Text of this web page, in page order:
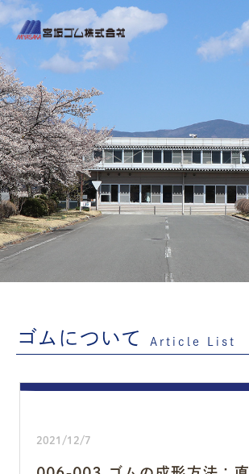
ゴムについて Article List
2021/12/7